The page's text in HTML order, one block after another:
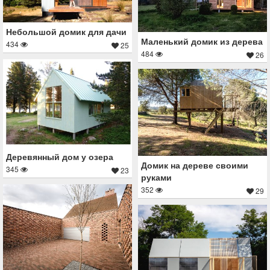
Небольшой домик для дачи
434 25 Маленький домик из дерева
484 26
Деревянный дом у озера
345 23
Домик на дереве своими
руками
352 29